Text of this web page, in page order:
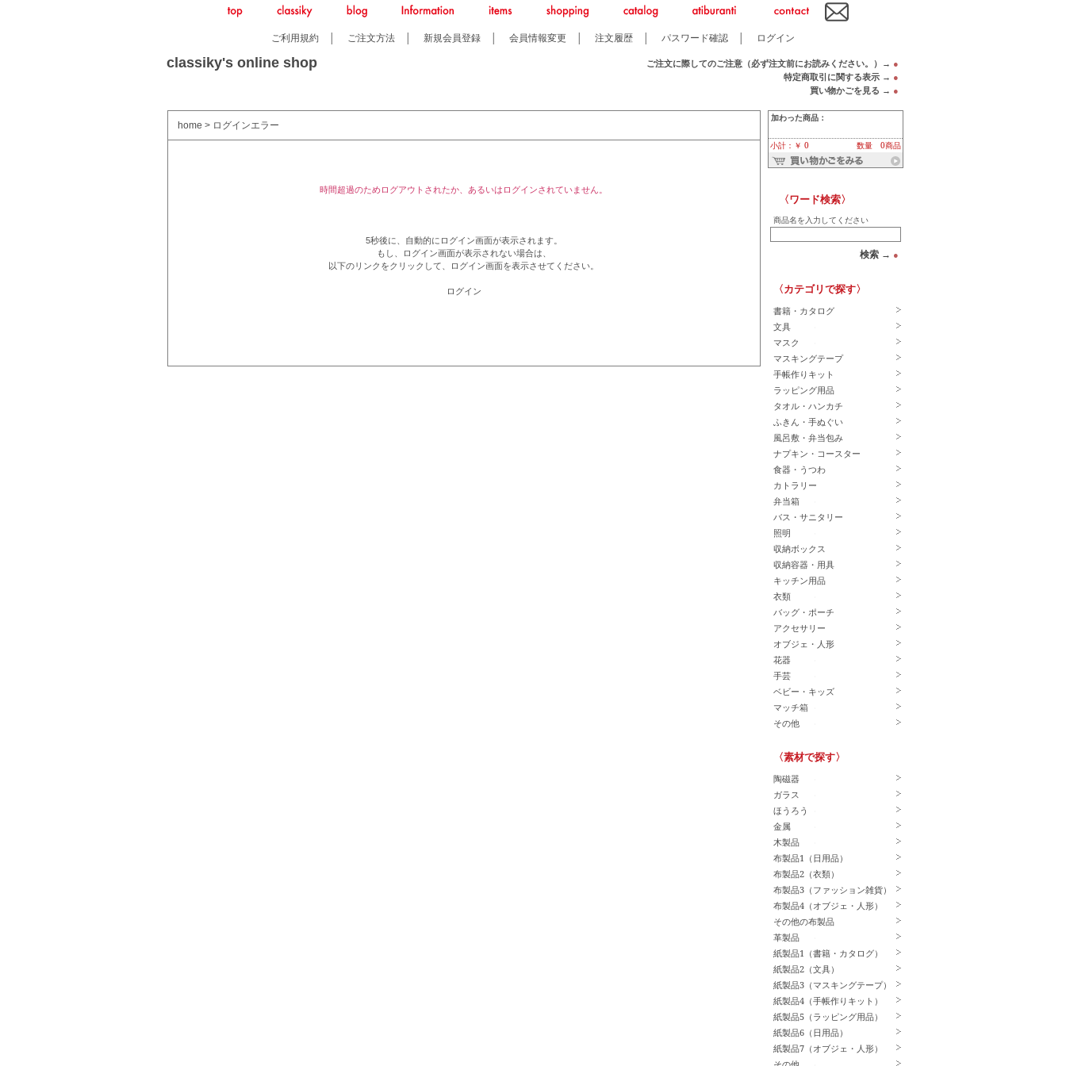
ご利用規約 ご注文方法 新規会員登録 会員情報変更 注文履歴 パスワード確認 ログイン
classiky's online shop ご注文に際してのご注意（必ず注文前にお読みください。）→ ●
特定商取引に関する表示 → ●
買い物かごを見る → ●
home > ログインエラー
時間超過のためログアウトされたか、あるいはログインされていません。
5秒後に、自動的にログイン画面が表示されます。
もし、ログイン画面が表示されない場合は、
以下のリンクをクリックして、ログイン画面を表示させてください。
ログイン
加わった商品：
小計：￥ 0 数量 0商品
〈ワード検索〉
商品名を入力してください
検索 → ●
〈カテゴリで探す〉
書籍・カタログ
文具
マスク
マスキングテープ
手帳作りキット
ラッピング用品
タオル・ハンカチ
ふきん・手ぬぐい
風呂敷・弁当包み
ナプキン・コースター
食器・うつわ
カトラリー
弁当箱
バス・サニタリー
照明
収納ボックス
収納容器・用具
キッチン用品
衣類
バッグ・ポーチ
アクセサリー
オブジェ・人形
花器
手芸
ベビー・キッズ
マッチ箱
その他
〈素材で探す〉
陶磁器
ガラス
ほうろう
金属
木製品
布製品1（日用品）
布製品2（衣類）
布製品3（ファッション雑貨）
布製品4（オブジェ・人形）
その他の布製品
革製品
紙製品1（書籍・カタログ）
紙製品2（文具）
紙製品3（マスキングテープ）
紙製品4（手帳作りキット）
紙製品5（ラッピング用品）
紙製品6（日用品）
紙製品7（オブジェ・人形）